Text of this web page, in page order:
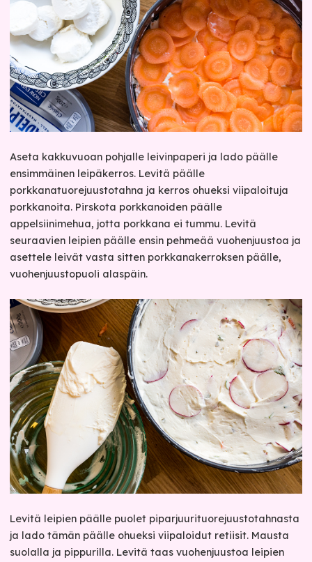
Aseta kakkuvuoan pohjalle leivinpaperi ja lado päälle
ensimmäinen leipäkerros. Levitä päälle
porkkanatuorejuustotahna ja kerros ohueksi viipaloituja
porkkanoita. Pirskota porkkanoiden päälle
appelsiinimehua, jotta porkkana ei tummu. Levitä
seuraavien leipien päälle ensin pehmeää vuohenjuustoa ja
asettele leivät vasta sitten porkkanakerroksen päälle,
vuohenjuustopuoli alaspäin.
Levitä leipien päälle puolet piparjuurituorejuustotahnasta
ja lado tämän päälle ohueksi viipaloidut retiisit. Mausta
suolalla ja pippurilla. Levitä taas vuohenjuustoa leipien